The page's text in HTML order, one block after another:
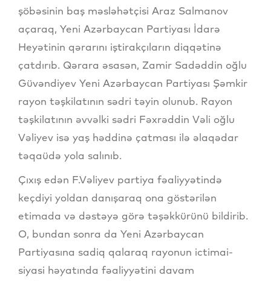
şöbəsinin baş məsləhətçisi Araz Salmanov
açaraq, Yeni Azərbaycan Partiyası İdarə
Heyətinin qərarını iştirakçıların diqqətinə
çatdırıb. Qərara əsasən, Zamir Sadəddin oğlu
Güvəndiyev Yeni Azərbaycan Partiyası Şəmkir
rayon təşkilatının sədri təyin olunub. Rayon
təşkilatının əvvəlki sədri Fəxrəddin Vəli oğlu
Vəliyev isə yaş həddinə çatması ilə əlaqədar
təqaüdə yola salınıb.
Çıxış edən F.Vəliyev partiya fəaliyyətində
keçdiyi yoldan danışaraq ona göstərilən
etimada və dəstəyə görə təşəkkürünü bildirib.
O, bundan sonra da Yeni Azərbaycan
Partiyasına sadiq qalaraq rayonun ictimai-
siyasi həyatında fəaliyyətini davam